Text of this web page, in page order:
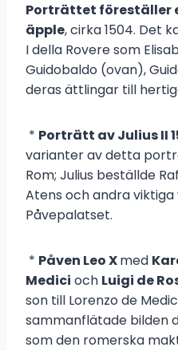
Porträttet föreställer
äpple, cirka 1504. Det
I della Rovere som
Guidobaldo (ovan),
deras ättlingar till
* Porträtt av Julius II
varianter av detta
Rom; Julius beställde
Atens och andra
Påvepalatset.
* Påven Leo Xmed
Medici och Luigi de
son till Lorenzo de
sammanflätade bilden
som den romerska